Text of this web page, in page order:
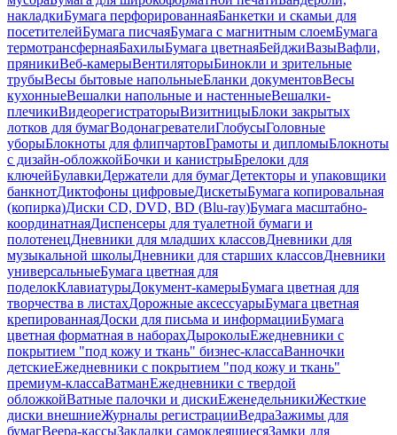
накладкиБумага перфорированнаяБанкетки и скамьи для
посетителейБумага писчаяБумага с магнитным слоемБумага
термотрансфернаяБахилыБумага цветнаяБейджиВазыВафли,
пряникиВеб-камерыВентиляторыБинокли и зрительные
трубыВесы бытовые напольныеБланки документовВесы
кухонныеВешалки напольные и настенныеВешалки-
плечикиВидеорегистраторыВизитницыБлоки закрытых
лотков для бумагВодонагревателиГлобусыГоловные
уборыБлокноты для флипчартовГрамоты и дипломыБлокноты
с дизайн-обложкойБочки и канистрыБрелоки для
ключейБулавкиДержатели для бумагДетекторы и упаковщики
банкнотДиктофоны цифровыеДискетыБумага копировальная
(копирка)Диски CD, DVD, BD (Blu-ray)Бумага масштабно-
координатнаяДиспенсеры для туалетной бумаги и
полотенецДневники для младших классовДневники для
музыкальной школыДневники для старших классовДневники
универсальныеБумага цветная для
поделокКлавиатурыДокумент-камерыБумага цветная для
творчества в листахДорожные аксессуарыБумага цветная
крепированнаяДоски для письма и информацииБумага
цветная форматная в наборахДыроколыЕжедневники с
покрытием "под кожу и ткань" бизнес-классаВанночки
детскиеЕжедневники с покрытием "под кожу и ткань"
премиум-классаВатманЕжедневники с твердой
обложкойВатные палочки и дискиЕженедельникиЖесткие
диски внешниеЖурналы регистрацииВедраЗажимы для
бумагВеера-кассыЗакладки самоклеящиесяЗамки для